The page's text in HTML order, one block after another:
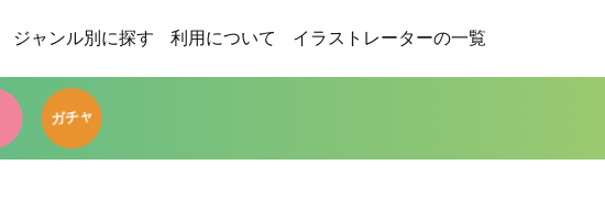
ジャンル別に探す 利用について イラストレーターの一覧
ガチャ